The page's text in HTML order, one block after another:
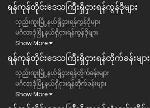
ရန်ကုန်တိုင်းဒေသကြီး​​ရှိငှားရန်ကွန်ဒိုများ
လှည်းကူးမြို့နယ်ရှိငှားရန်ကွန်ဒိုများ
မင်္ဂလာဒုံမြို့နယ်ရှိငှားရန်ကွန်ဒိုများ
Show More
ရန်ကုန်တိုင်းဒေသကြီး​​ရှိငှားရန်တိုက်ခန်းများ
လှည်းကူးမြို့နယ်ရှိငှားရန်တိုက်ခန်းများ
မင်္ဂလာဒုံမြို့နယ်ရှိငှားရန်တိုက်ခန်းများ
Show More